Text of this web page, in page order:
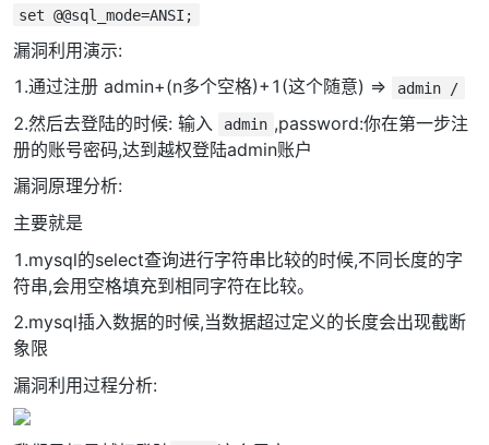
set @@sql_mode=ANSI;
漏洞利用演示:
1.通过注册 admin+(n多个空格)+1(这个随意) =>
admin /
2.然后去登陆的时候: 输入 admin ,password:你在第一步注
册的账号密码,达到越权登陆admin账户
漏洞原理分析:
主要就是
1.mysql的select查询进行字符串比较的时候,不同长度的字
符串,会用空格填充到相同字符在比较。
2.mysql插入数据的时候,当数据超过定义的长度会出现截断
象限
漏洞利用过程分析: